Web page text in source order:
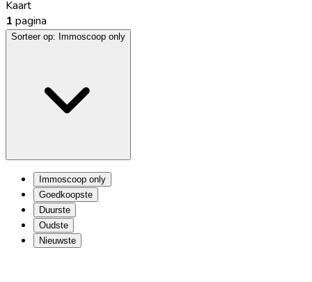
Kaart
1 pagina
Sorteer op: Immoscoop only
Immoscoop only
Goedkoopste
Duurste
Oudste
Nieuwste